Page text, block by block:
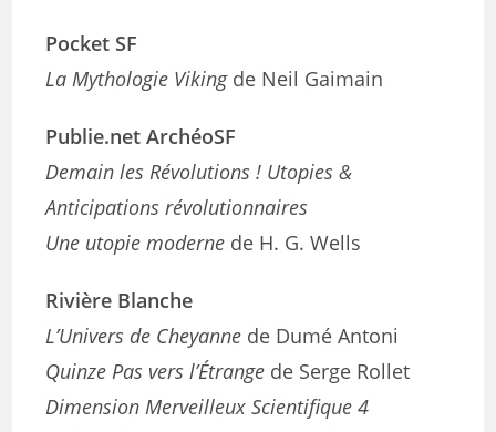
Pocket SF
La Mythologie Vikingde Neil Gaimain
Publie.net ArchéoSF
Demain les Révolutions ! Utopies &
Anticipations révolutionnaires
Une utopie moderne de H. G. Wells
Rivière Blanche
L’Univers de Cheyanne de Dumé Antoni
Quinze Pas vers l’Étrange de Serge Rollet
Dimension Merveilleux Scientifique 4